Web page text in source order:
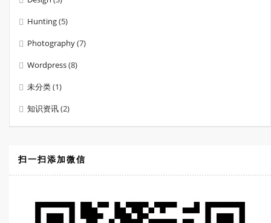
Hunting(5)
Photography(7)
Wordpress(8)
未分类(1)
知识资讯(2)
扫一扫添加微信